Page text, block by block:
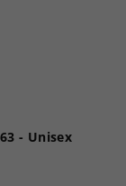
Aviator sluneční brýle AVGSR 5BK 63 - Unisex